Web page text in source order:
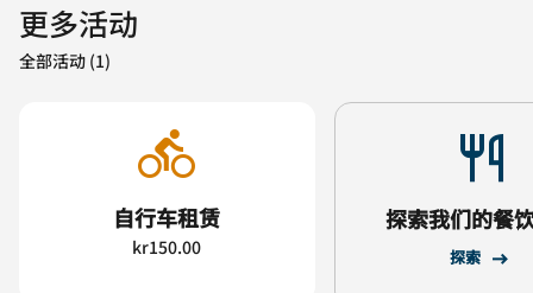
更多活动
全部活动 (1)
自行车租赁
kr150.00
探索我们的餐
探索